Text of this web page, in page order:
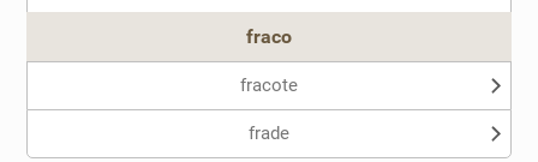
fraco
fracote
frade